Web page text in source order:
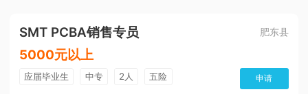
SMT PCBA销售专员 肥东县
5000元以上
应届毕业生 中专 2人 五险 申请